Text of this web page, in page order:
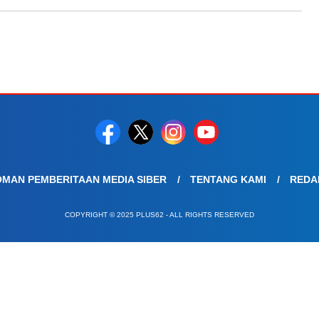
PEMBERITAAN MEDIA SIBER TENTANG KAMI
COPYRIGHT © 2025 PLUS62 - ALL RIGHTS RESERVED